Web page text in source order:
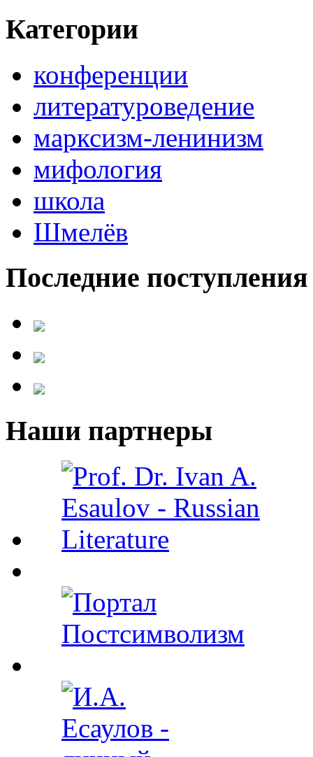
Категории
конференции
литературоведение
марксизм-ленинизм
мифология
школа
Шмелёв
Последние поступления
Наши партнеры